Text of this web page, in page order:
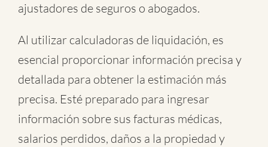
ajustadores de seguros o abogados.
Al utilizar calculadoras de liquidación, es
esencial proporcionar información precisa y
detallada para obtener la estimación más
precisa. Esté preparado para ingresar
información sobre sus facturas médicas,
salarios perdidos, daños a la propiedad y